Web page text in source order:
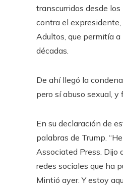
transcurridos desde
contra el
Adultos, que permitía
décadas.
De ahí llegó la
pero sí abuso sexual,
En su declaración de
palabras de Trump.
Associated Press. Dijo
redes sociales que ha
Mintió ayer. Y estoy